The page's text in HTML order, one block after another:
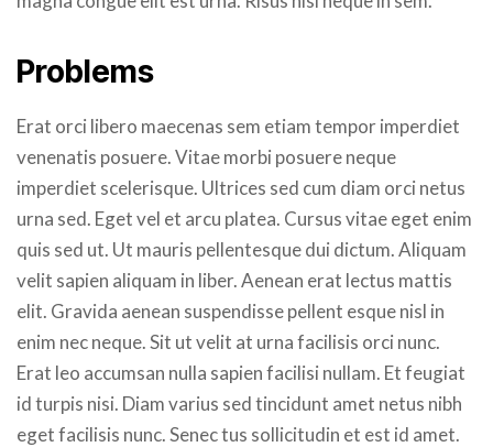
Problems
Erat orci libero maecenas sem etiam tempor imperdiet
venenatis posuere. Vitae morbi posuere neque
imperdiet scelerisque. Ultrices sed cum diam orci netus
urna sed. Eget vel et arcu platea. Cursus vitae eget enim
quis sed ut. Ut mauris pellentesque dui dictum. Aliquam
velit sapien aliquam in liber. Aenean erat lectus mattis
elit. Gravida aenean suspendisse pellent esque nisl in
enim nec neque. Sit ut velit at urna facilisis orci nunc.
Erat leo accumsan nulla sapien facilisi nullam. Et feugiat
id turpis nisi. Diam varius sed tincidunt amet netus nibh
eget facilisis nunc. Senec tus sollicitudin et est id amet.